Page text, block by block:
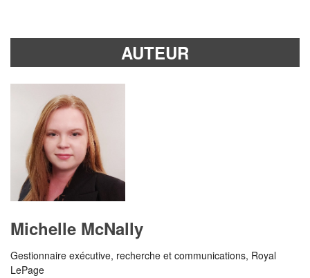
AUTEUR
Michelle McNally
Gestionnaire exécutive, recherche et communications, Royal
LePage